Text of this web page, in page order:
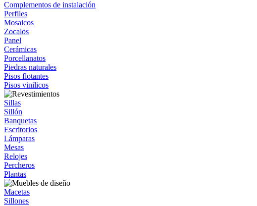
Complementos de instalación
Perfiles
Mosaicos
Zocalos
Panel
Cerámicas
Porcellanatos
Piedras naturales
Pisos flotantes
Pisos vinilicos
Sillas
Sillón
Banquetas
Escritorios
Lámparas
Mesas
Relojes
Percheros
Plantas
Macetas
Sillones